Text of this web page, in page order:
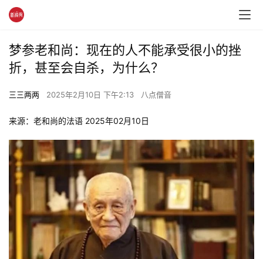
梦参老和尚：现在的人不能承受很小的挫
折，甚至会自杀，为什么？
三三两两 2025年2月10日 下午2:13 八点僧音
来源：老和尚的法语 2025年02月10日